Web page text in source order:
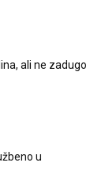
ali ne zadugo
u